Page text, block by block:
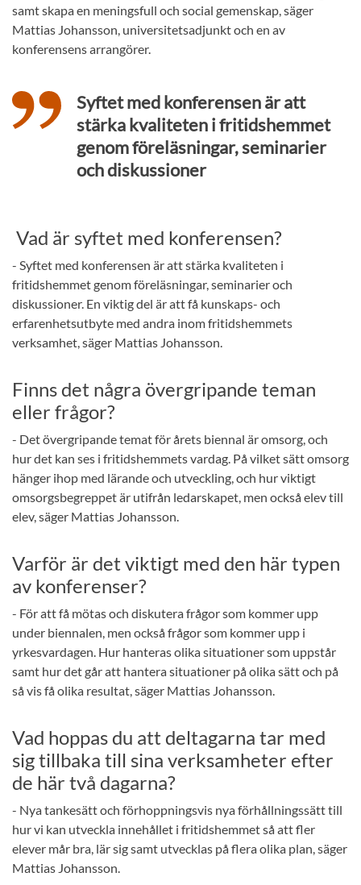
samt skapa en meningsfull och social gemenskap, säger
Mattias Johansson, universitetsadjunkt och en av
konferensens arrangörer.
Syftet med konferensen är att
stärka kvaliteten i fritidshemmet
genom föreläsningar, seminarier
och diskussioner
Vad är syftet med konferensen?
- Syftet med konferensen är att stärka kvaliteten i
fritidshemmet genom föreläsningar, seminarier och
diskussioner. En viktig del är att få kunskaps- och
erfarenhetsutbyte med andra inom fritidshemmets
verksamhet, säger Mattias Johansson.
Finns det några övergripande teman
eller frågor?
- Det övergripande temat för årets biennal är omsorg, och
hur det kan ses i fritidshemmets vardag. På vilket sätt omsorg
hänger ihop med lärande och utveckling, och hur viktigt
omsorgsbegreppet är utifrån ledarskapet, men också elev till
elev, säger Mattias Johansson.
Varför är det viktigt med den här typen
av konferenser?
- För att få mötas och diskutera frågor som kommer upp
under biennalen, men också frågor som kommer upp i
yrkesvardagen. Hur hanteras olika situationer som uppstår
samt hur det går att hantera situationer på olika sätt och på
så vis få olika resultat, säger Mattias Johansson.
Vad hoppas du att deltagarna tar med
sig tillbaka till sina verksamheter efter
de här två dagarna?
- Nya tankesätt och förhoppningsvis nya förhållningssätt till
hur vi kan utveckla innehållet i fritidshemmet så att fler
elever mår bra, lär sig samt utvecklas på flera olika plan, säger
Mattias Johansson.